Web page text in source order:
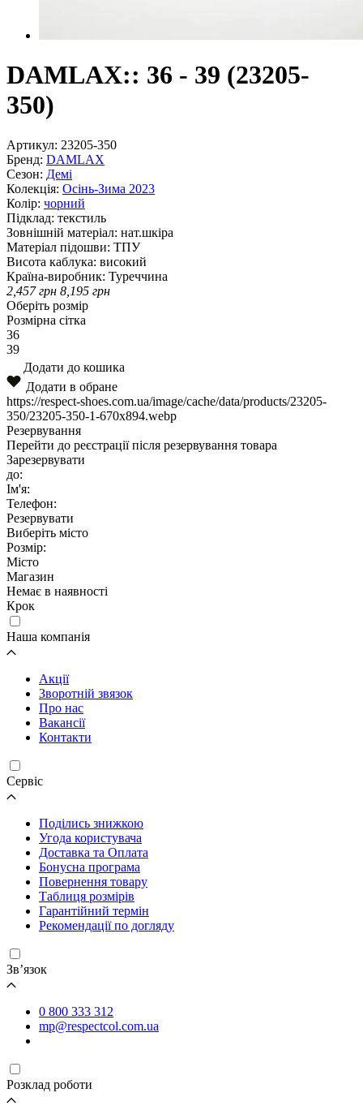
DAMLAX:: 36 - 39 (23205-
350)
Артикул: 23205-350
Бренд: DAMLAX
Сезон: Демі
Колекція: Осінь-Зима 2023
Колір: чорний
Підклад: текстиль
Зовнішній матеріал: нат.шкіра
Матеріал підошви: ТПУ
Висота каблука: високий
Країна-виробник: Туреччина
2,457грн 8,195 грн
Оберіть розмір
Розмірна сітка
36
39
Додати до кошика
Додати в обране
https://respect-shoes.com.ua/image/cache/data/products/23205-
350/23205-350-1-670x894.webp
Резервування
Перейти до реєстрації після резервування товара
Зарезервувати
до:
Ім'я:
Телефон:
Резервувати
Виберіть місто
Розмір:
Місто
Магазин
Немає в наявності
Крок
Наша компанія
Акції
Зворотній звязок
Про нас
Вакансії
Контакти
Cервіс
Поділись знижкою
Угода користувача
Доставка та Оплата
Бонусна програма
Повернення товару
Таблиця розмірів
Гарантійний термін
Рекомендації по догляду
Зв’язок
0 800 333 312
mp@respectcol.com.ua
Розклад роботи